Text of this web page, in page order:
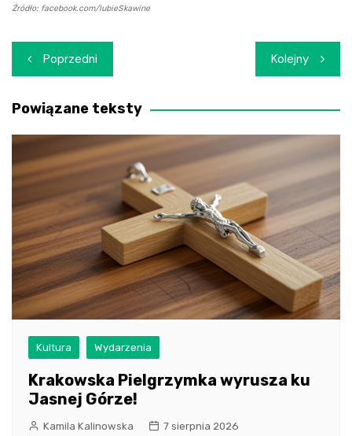
Źródło: facebook.com/lubieSkawine
Nawigacja
wpisu
Poprzedni Kolejny
Powiązane teksty
Kultura Wydarzenia
Krakowska Pielgrzymka wyrusza ku
Jasnej Górze!
Kamila Kalinowska 7 sierpnia 2026